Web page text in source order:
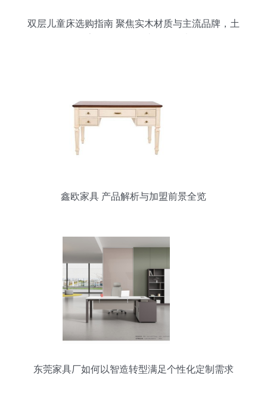
双层儿童床选购指南 聚焦实木材质与主流品牌，土
鑫欧家具 产品解析与加盟前景全览
东莞家具厂如何以智造转型满足个性化定制需求